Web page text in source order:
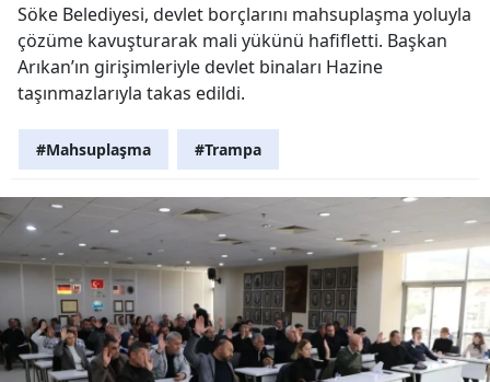
Söke Belediyesi, devlet borçlarını mahsuplaşma yoluyla
çözüme kavuşturarak mali yükünü hafifletti. Başkan
Arıkan’ın girişimleriyle devlet binaları Hazine
taşınmazlarıyla takas edildi.
#Mahsuplaşma #Trampa